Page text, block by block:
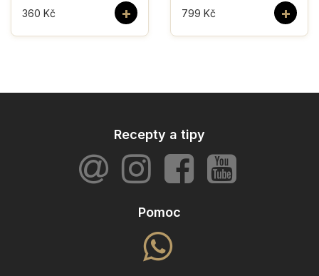
+
360 Kč +
799 Kč
Recepty a tipy
Pomoc